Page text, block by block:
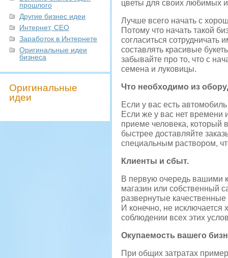
прошлого
Другие бизнес идеи
Интернет, СЕО
Заработок в Интернете
Оригинальные идеи
бизнеса
Оригинальные
идеи
цветы для своих любимых
Лучше всего начать с
Потому что начать такой
согласиться
составлять красивые
забывайте про то, что с
семена и луковицы.
Что необходимо из
Если у вас есть
Если же у вас нет времени
приеме человека, который
быстрее доставляйте
специальным раствором,
Клиенты и сбыт.
В первую очередь вашими
магазин или собственный
развернутые
И конечно, не
соблюдении всех этих
Окупаемость вашего
При общих затратах